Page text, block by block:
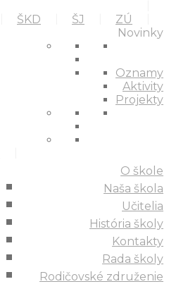
ŠKD ŠJ ZÚ
Novinky
Oznamy
Aktivity
Projekty
O škole
Naša škola
Učitelia
História školy
Kontakty
Rada školy
Rodičovské združenie